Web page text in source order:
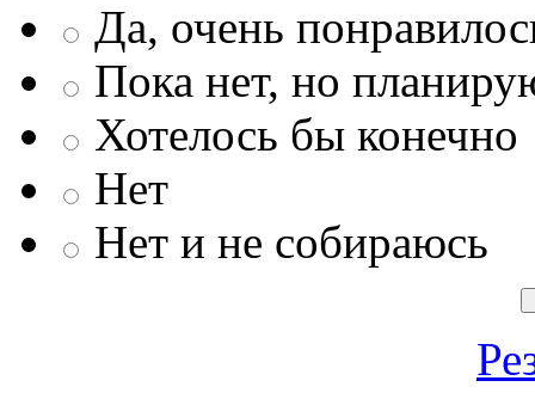
Да, очень
Пока нет, но
Хотелось бы конечно
Нет
Нет и не собираюсь